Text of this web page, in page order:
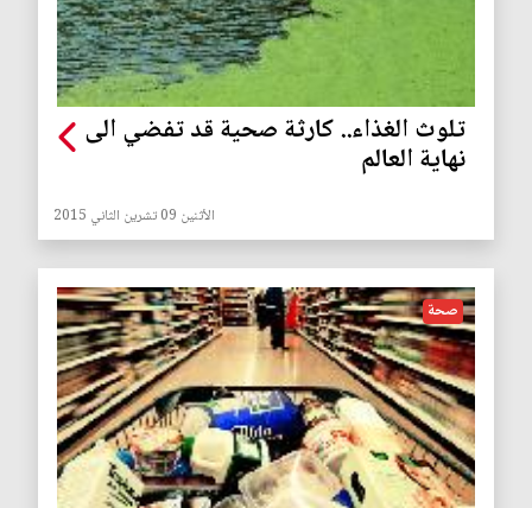
تلوث الغذاء.. كارثة صحية قد تفضي الى
نهاية العالم
الأثنين 09 تشرين الثاني 2015
صحة